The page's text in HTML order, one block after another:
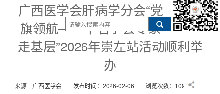
广西医学会肝病学分会“党
旗领航——千名学会专家
走基层”2026年崇左站活动顺利举
办
来源：广西医学会 发布时间：2026-02-06 浏览次数：10953次